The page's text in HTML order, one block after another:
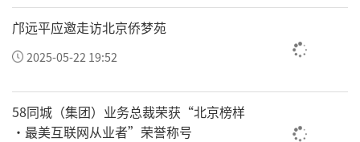
下，健康驿站建设、公益联盟招商、百城千校
公益捐赠三大工作同步全速推进，落地版图持
续向全国各省市、县域、乡镇纵深延伸。
一老一小安，则万家安宁。未来，金钥匙工程
将持续深化与修正修修爱的战略合作，迭代完
邝远平应邀走访北京侨梦苑
2025-05-22 19:52
58同城（集团）业务总裁荣获“北京榜样
·最美互联网从业者”荣誉称号